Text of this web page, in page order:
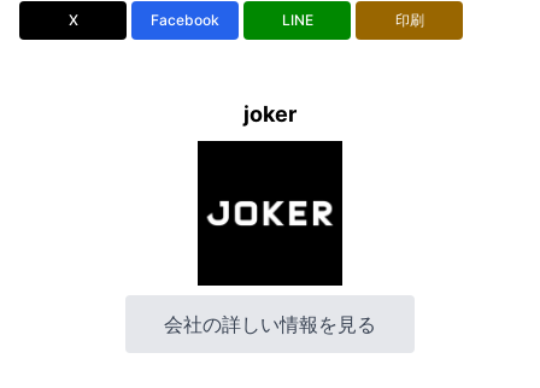
X Facebook LINE 印刷
joker
会社の詳しい情報を見る